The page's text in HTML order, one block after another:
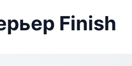
Finish